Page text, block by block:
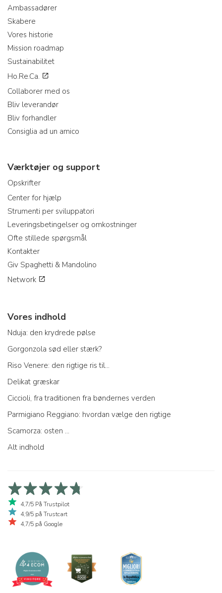
Ambassadører
Skabere
Vores historie
Mission roadmap
Sustainabilitet
Ho.Re.Ca.
Collaborer med os
Bliv leverandør
Bliv forhandler
Consiglia ad un amico
Værktøjer og support
Opskrifter
Center for hjælp
Strumenti per sviluppatori
Leveringsbetingelser og omkostninger
Ofte stillede spørgsmål
Kontakter
Giv Spaghetti & Mandolino
Network
Vores indhold
Nduja: den krydrede pølse
Gorgonzola sød eller stærk?
Riso Venere: den rigtige ris til...
Delikat græskar
Ciccioli, fra traditionen fra bøndernes verden
Parmigiano Reggiano: hvordan vælge den rigtige
Scamorza: osten ...
Alt indhold
4,7/5 På Trustpilot
4,9/5 på Trustcart
4,7/5 på Google